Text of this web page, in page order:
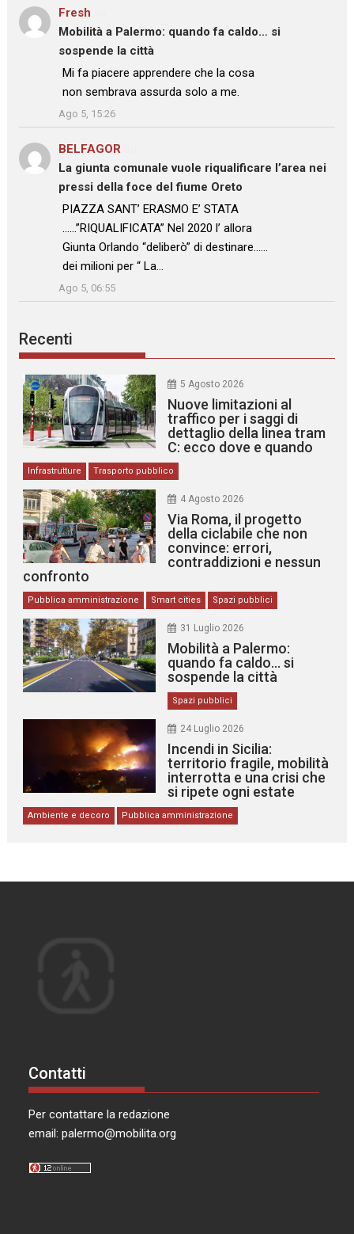
Fresh
Mobilità a Palermo: quando fa caldo… si
sospende la città
: “
Mi fa piacere apprendere che la cosa
non sembrava assurda solo a me.
”
Ago 5, 15:26
BELFAGOR
La giunta comunale vuole riqualificare l’area nei
pressi della foce del fiume Oreto
: “PIAZZA SANT’ ERASMO E’ STATA
……”RIQUALIFICATA” Nel 2020 l’ allora
Giunta Orlando “deliberò” di destinare……
dei milioni per “ La…
”
Ago 5, 06:55
Recenti
5 Agosto 2026
Nuove limitazioni al
traffico per i saggi di
dettaglio della linea tram
C: ecco dove e quando
Infrastrutture Trasporto pubblico
4 Agosto 2026
Via Roma, il progetto
della ciclabile che non
convince: errori,
contraddizioni e nessun
confronto
Pubblica amministrazione Smart cities Spazi pubblici
31 Luglio 2026
Mobilità a Palermo:
quando fa caldo… si
sospende la città
Spazi pubblici
24 Luglio 2026
Incendi in Sicilia:
territorio fragile, mobilità
interrotta e una crisi che
si ripete ogni estate
Ambiente e decoro Pubblica amministrazione
Contatti
Per contattare la redazione
email:palermo@mobilita.org